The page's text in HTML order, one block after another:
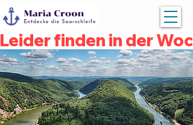
Leider finden in der